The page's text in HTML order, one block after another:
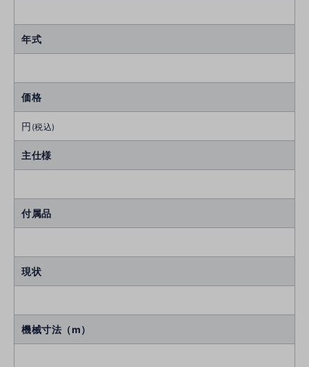
年式
価格
円 (税込)
主仕様
付属品
現状
機械寸法（m）